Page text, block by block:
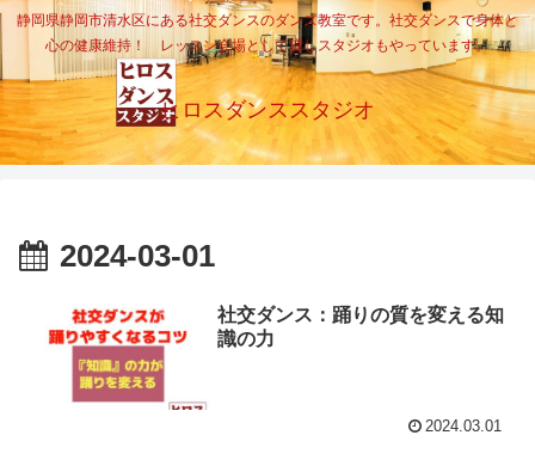
静岡県静岡市清水区にある社交ダンスのダンス教室です。社交ダンスで身体と
心の健康維持！ レッスン会場として貸しスタジオもやっています。
ヒロスダンススタジオ
2024-03-01
社交ダンス：踊りの質を変える知
識の力
2024.03.01